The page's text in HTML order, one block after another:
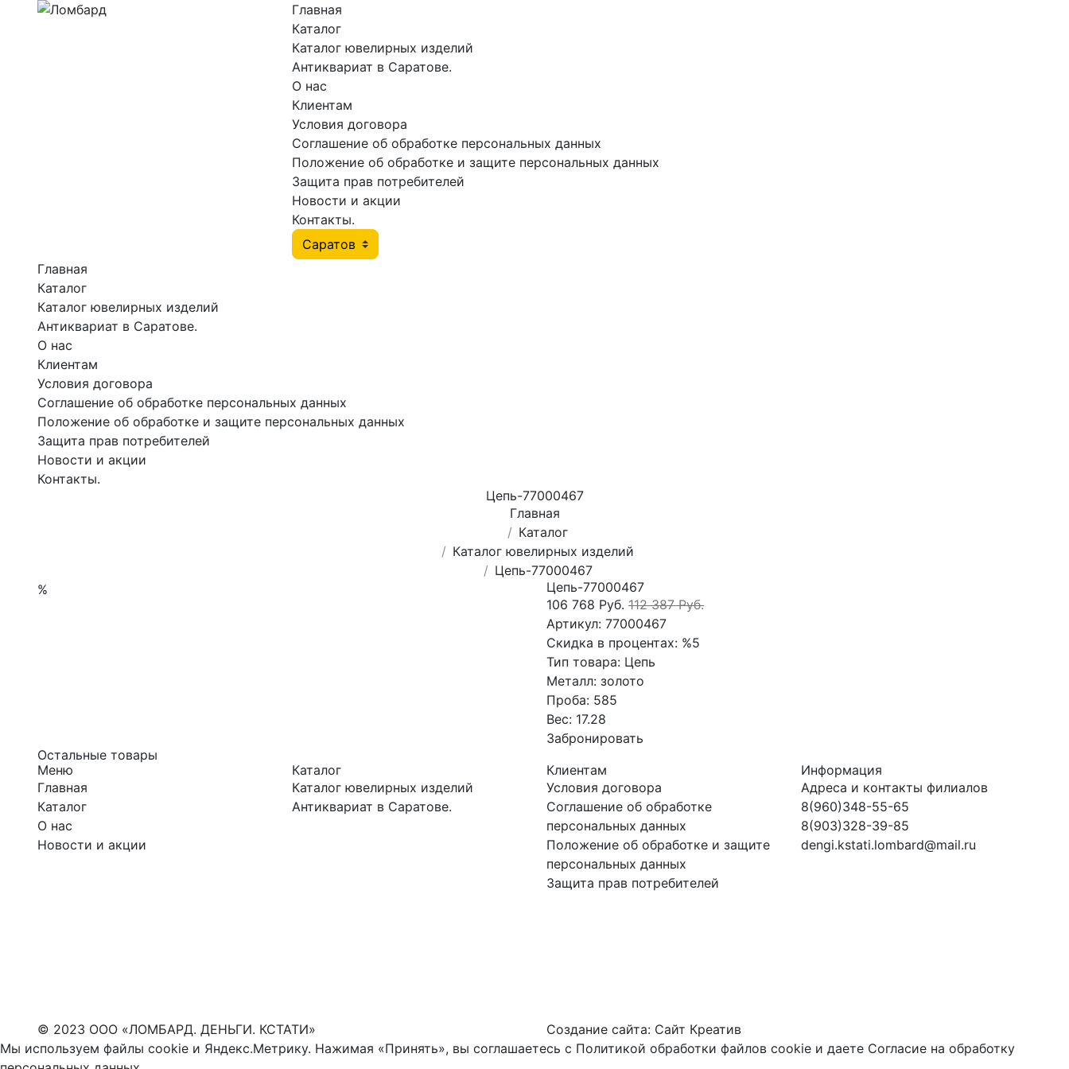
Главная
Каталог
Каталог ювелирных изделий
Антиквариат в Саратове.
О нас
Клиентам
Условия договора
Соглашение об обработке персональных данных
Положение об обработке и защите персональных данных
Защита прав потребителей
Новости и акции
Контакты.
Главная
Каталог
Каталог ювелирных изделий
Антиквариат в Саратове.
О нас
Клиентам
Условия договора
Соглашение об обработке персональных данных
Положение об обработке и защите персональных данных
Защита прав потребителей
Новости и акции
Контакты.
Цепь-77000467
Главная
Каталог
Каталог ювелирных изделий
Цепь-77000467
%
Цепь-77000467
106 768 Руб. 112 387 Руб.
Артикул: 77000467
Скидка в процентах: %5
Тип товара: Цепь
Металл: золото
Проба: 585
Вес: 17.28
Забронировать
Остальные товары
Меню
Главная
Каталог
О нас
Новости и акции
Каталог
Каталог ювелирных изделий
Антиквариат в Саратове.
Клиентам
Условия договора
Соглашение об обработке
персональных данных
Положение об обработке и защите
персональных данных
Защита прав потребителей
Информация
Адреса и контакты филиалов
8(960)348-55-65
8(903)328-39-85
dengi.kstati.lombard@mail.ru
© 2023 ООО «ЛОМБАРД. ДЕНЬГИ. КСТАТИ» Создание сайта: Сайт Креатив
Мы используем файлы cookie и Яндекс.Метрику. Нажимая «Принять», вы соглашаетесь с Политикой обработки файлов cookie и даете Согласие на обработку